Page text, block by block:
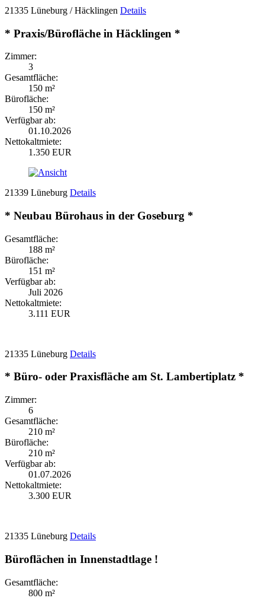
21335 Lüneburg / Häcklingen Details
* Praxis/Bürofläche in Häcklingen *
Zimmer:
3
Gesamtfläche:
150 m²
Bürofläche:
150 m²
Verfügbar ab:
01.10.2026
Nettokaltmiete:
1.350 EUR
21339 Lüneburg Details
* Neubau Bürohaus in der Goseburg *
Gesamtfläche:
188 m²
Bürofläche:
151 m²
Verfügbar ab:
Juli 2026
Nettokaltmiete:
3.111 EUR
21335 Lüneburg Details
* Büro- oder Praxisfläche am St. Lambertiplatz *
Zimmer:
6
Gesamtfläche:
210 m²
Bürofläche:
210 m²
Verfügbar ab:
01.07.2026
Nettokaltmiete:
3.300 EUR
21335 Lüneburg Details
Büroflächen in Innenstadtlage !
Gesamtfläche:
800 m²